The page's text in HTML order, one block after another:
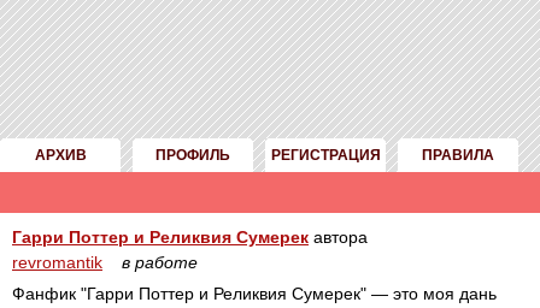
АРХИВ ПРОФИЛЬ РЕГИСТРАЦИЯ ПРАВИЛА
Гарри Поттер и Реликвия Сумерек автора
revromantik
в работе
Фанфик "Гарри Поттер и Реликвия Сумерек" — это моя дань